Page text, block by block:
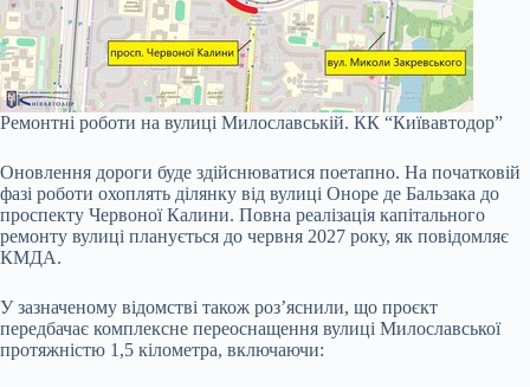
Ремонтні роботи на вулиці Милославській. КК “Київавтодор”
Оновлення дороги буде здійснюватися поетапно. На початковій
фазі роботи охоплять ділянку від вулиці Оноре де Бальзака до
проспекту Червоної Калини. Повна реалізація капітального
ремонту вулиці планується до червня 2027 року, як повідомляє
КМДА.
У зазначеному відомстві також роз’яснили, що проєкт
передбачає комплексне переоснащення вулиці Милославської
протяжністю 1,5 кілометра, включаючи: